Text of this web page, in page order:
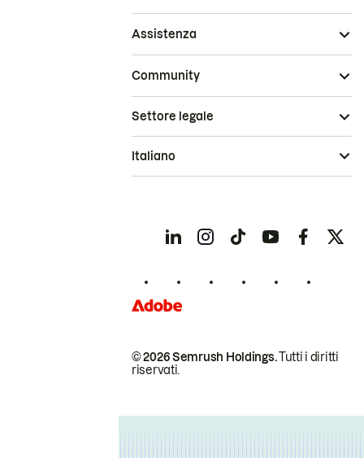
Assistenza
Community
© 2026 Semrush Holdings.Tutti i diritti
riservati.
Settore legale
Italiano